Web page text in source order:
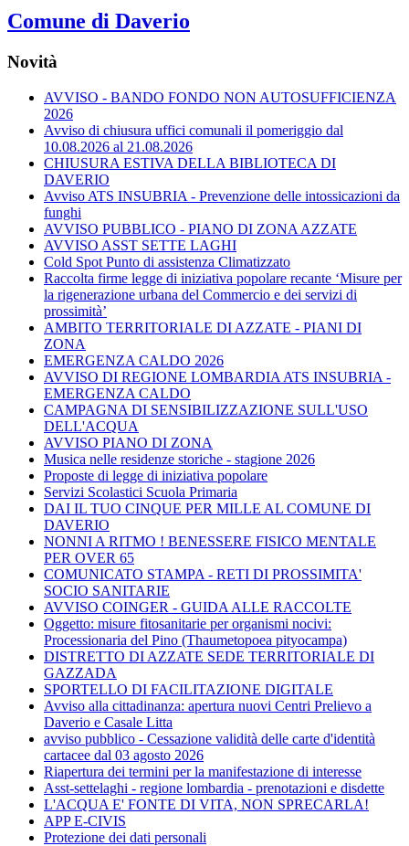
Comune di Daverio
Novità
AVVISO - BANDO FONDO NON AUTOSUFFICIENZA
2026
Avviso di chiusura uffici comunali il pomeriggio dal
10.08.2026 al 21.08.2026
CHIUSURA ESTIVA DELLA BIBLIOTECA DI
DAVERIO
Avviso ATS INSUBRIA - Prevenzione delle intossicazioni da
funghi
AVVISO PUBBLICO - PIANO DI ZONA AZZATE
AVVISO ASST SETTE LAGHI
Cold Spot Punto di assistenza Climatizzato
Raccolta firme legge di iniziativa popolare recante ‘Misure per
la rigenerazione urbana del Commercio e dei servizi di
prossimità’
AMBITO TERRITORIALE DI AZZATE - PIANI DI
ZONA
EMERGENZA CALDO 2026
AVVISO DI REGIONE LOMBARDIA ATS INSUBRIA -
EMERGENZA CALDO
CAMPAGNA DI SENSIBILIZZAZIONE SULL'USO
DELL'ACQUA
AVVISO PIANO DI ZONA
Musica nelle residenze storiche - stagione 2026
Proposte di legge di iniziativa popolare
Servizi Scolastici Scuola Primaria
DAI IL TUO CINQUE PER MILLE AL COMUNE DI
DAVERIO
NONNI A RITMO ! BENESSERE FISICO MENTALE
PER OVER 65
COMUNICATO STAMPA - RETI DI PROSSIMITA'
SOCIO SANITARIE
AVVISO COINGER - GUIDA ALLE RACCOLTE
Oggetto: misure fitosanitarie per organismi nocivi:
Processionaria del Pino (Thaumetopoea pityocampa)
DISTRETTO DI AZZATE SEDE TERRITORIALE DI
GAZZADA
SPORTELLO DI FACILITAZIONE DIGITALE
Avviso alla cittadinanza: apertura nuovi Centri Prelievo a
Daverio e Casale Litta
avviso pubblico - Cessazione validità delle carte d'identità
cartacee dal 03 agosto 2026
Riapertura dei termini per la manifestazione di interesse
Asst-settelaghi - regione lombardia - prenotazioni e disdette
L'ACQUA E' FONTE DI VITA, NON SPRECARLA!
APP E-CIVIS
Protezione dei dati personali